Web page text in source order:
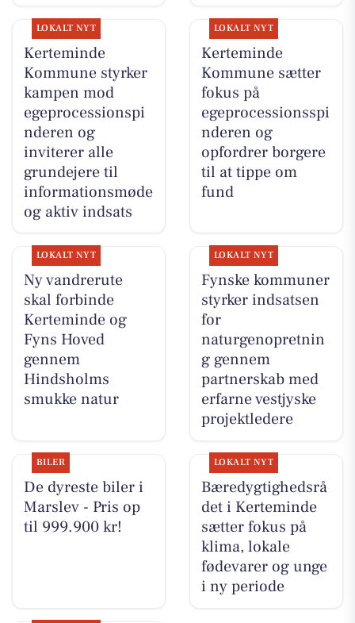
LOKALT NYT
Kerteminde
Kommune styrker
kampen mod
egeprocessionspi
nderen og
inviterer alle
grundejere til
informationsmøde
og aktiv indsats
LOKALT NYT
Kerteminde
Kommune sætter
fokus på
egeprocessionsspi
nderen og
opfordrer borgere
til at tippe om
fund
LOKALT NYT
Ny vandrerute
skal forbinde
Kerteminde og
Fyns Hoved
gennem
Hindsholms
smukke natur
LOKALT NYT
Fynske kommuner
styrker indsatsen
for
naturgenopretnin
g gennem
partnerskab med
erfarne vestjyske
projektledere
BILER
De dyreste biler i
Marslev - Pris op
til 999.900 kr!
LOKALT NYT
Bæredygtighedsrå
det i Kerteminde
sætter fokus på
klima, lokale
fødevarer og unge
i ny periode